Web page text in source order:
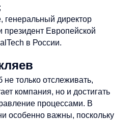
генеральный директор
президент Европейской
в России.
только отслеживать,
компания, но и достигать
процессами. В
особенно важны, поскольку